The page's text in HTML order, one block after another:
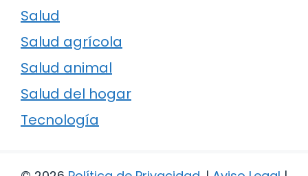
Salud
Salud agrícola
Salud animal
Salud del hogar
Tecnología